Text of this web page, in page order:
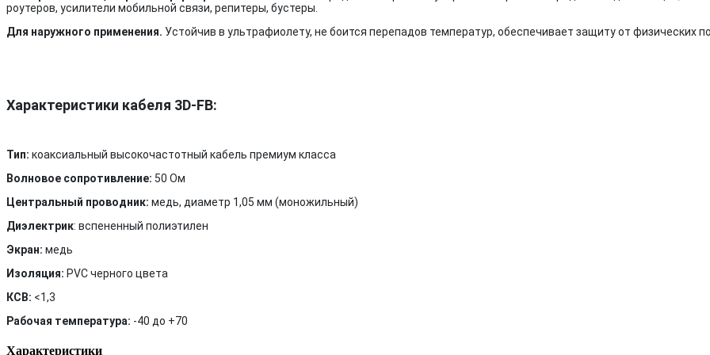
роутеров, усилители мобильной связи, репитеры, бустеры.
Для наружного применения. Устойчив в ультрафиолету, не боится перепадов температур, обеспечивает защиту от физических
Характеристики кабеля 3D-FB:
Тип: коаксиальный высокочастотный кабель премиум класса
Волновое сопротивление: 50 Ом
Центральный проводник: медь, диаметр 1,05 мм (моножильный)
Диэлектрик: вспененный полиэтилен
Экран: медь
Изоляция: PVC черного цвета
КСВ: <1,3
Рабочая температура: -40 до +70
Характеристики